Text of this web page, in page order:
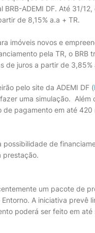
ADEMI DF. Até 31/
de 8,15% a.a + TR.
imóveis novos e
pela TR, o
de juros a partir de
pelo site da ADEMI DF (
uma simulação. Além
pagamento em até
possibilidade de
prestação.
um pacote de
A iniciativa
poderá ser feito em